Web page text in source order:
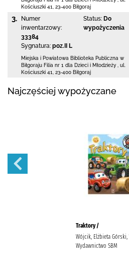
Kościuszki 41
23-400 Biłgoraj
3.
Numer
inwentarzowy:
33384
Sygnatura: poz.II L
Status: Do
wypożyczenia
Miejska i Powiatowa Biblioteka Publiczna w
Biłgoraju Filia nr 1 dla Dzieci i Młodzieży
ul.
Kościuszki 41
23-400 Biłgoraj
Najczęściej wypożyczane
Traktory /
Wójcik, Elżbieta
Wydawnictwo SBM